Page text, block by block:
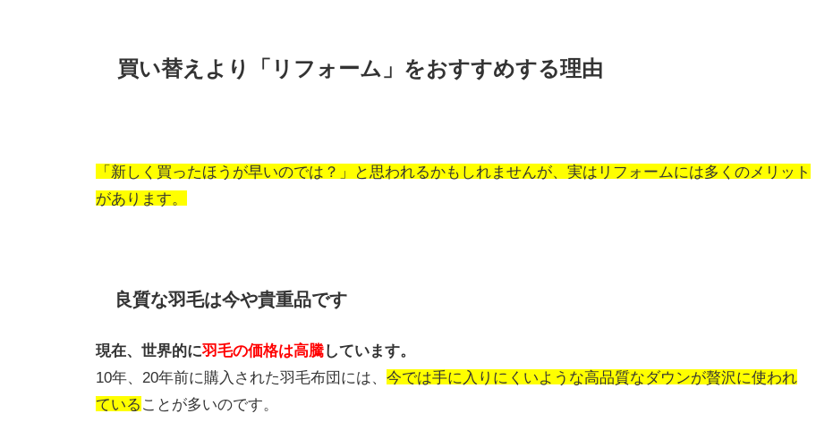
買い替えより「リフォーム」をおすすめする理由
「新しく買ったほうが早いのでは？」と思われるかもしれませんが、実はリフォームには多くのメリット
があります。
良質な羽毛は今や貴重品です
現在、世界的に羽毛の価格は高騰しています。
10年、20年前に購入された羽毛布団には、今では手に入りにくいような高品質なダウンが贅沢に使われ
ている ことが多いのです。